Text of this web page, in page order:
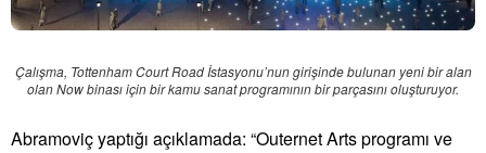
Çalışma, Tottenham Court Road İstasyonu’nun girişinde bulunan yeni bir alan
olan Now binası için bir kamu sanat programının bir parçasını oluşturuyor.
Abramoviç yaptığı açıklamada: “Outernet Arts programı ve